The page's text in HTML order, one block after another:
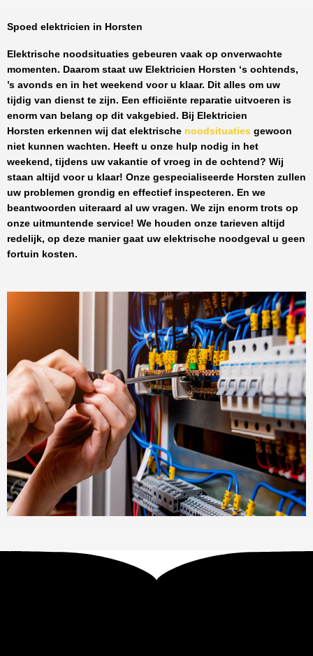
Spoed elektricien in Horsten
Elektrische noodsituaties gebeuren vaak op onverwachte
momenten. Daarom staat uw Elektricien Horsten ‘s ochtends,
’s avonds en in het weekend voor u klaar. Dit alles om uw
tijdig van dienst te zijn. Een efficiënte reparatie uitvoeren is
enorm van belang op dit vakgebied. Bij Elektricien
Horsten erkennen wij dat elektrische noodsituaties gewoon
niet kunnen wachten. Heeft u onze hulp nodig in het
weekend, tijdens uw vakantie of vroeg in de ochtend? Wij
staan altijd voor u klaar! Onze gespecialiseerde Horsten zullen
uw problemen grondig en effectief inspecteren. En we
beantwoorden uiteraard al uw vragen. We zijn enorm trots op
onze uitmuntende service! We houden onze tarieven altijd
redelijk, op deze manier gaat uw elektrische noodgeval u geen
fortuin kosten.